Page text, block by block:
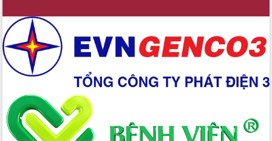
Triển khai đồng bộ đo đạc, lập hồ sơ
địa chính, hoàn thiện cơ sở dữ liệu đất
đai
Ứng dụng sinh trắc học - Bước tiến
trong hành trình chuyển đổi số tại Đắk
Đắk Lắk nâng cao hiệu quả công tác
Đảng từ Sổ tay đảng viên điện tử
Đắk Lắk đẩy mạnh nuôi biển công
nghệ, hướng tới phát triển thủy sản